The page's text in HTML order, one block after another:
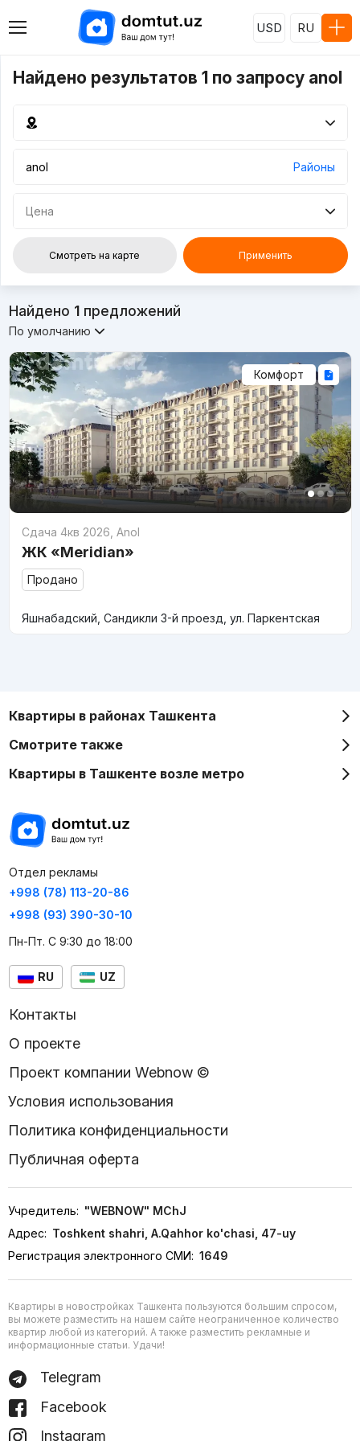
USD RU
Найдено результатов 1 по запросу anol
Районы
Цена
Смотреть на карте Применить
Найдено 1предложений
По умолчанию
Комфорт
Сдача 4кв 2026 Anol
ЖК «Meridian»
Продано
Яшнабадский, Сандикли 3-й проезд, ул. Паркентская
Квартиры в районах Ташкента
Смотрите также
Квартиры в Ташкенте возле метро
Отдел рекламы
+998 (78) 113-20-86
+998 (93) 390-30-10
Пн-Пт. С 9:30 до 18:00
RU UZ
Контакты
О проекте
Проект компании Webnow ©
Условия использования
Политика конфиденциальности
Публичная оферта
Учредитель: "WEBNOW" MChJ
Адрес: Toshkent shahri, A.Qahhor ko'chasi, 47-uy
Регистрация электронного СМИ: 1649
Квартиры в новостройках Ташкента пользуются большим спросом,
вы можете разместить на нашем сайте неограниченное количество
квартир любой из категорий. А также разместить рекламные и
информационные статьи. Удачи!
Telegram
Facebook
Instagram